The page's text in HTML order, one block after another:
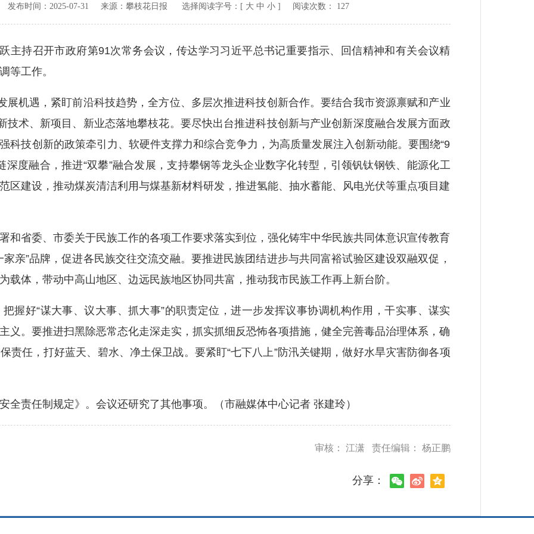
发布时间： 2025-07-31 来源： 攀枝花日报 选择阅读字号：[ 大 中 小 ] 阅读次数： 127
召开市政府第91次常务会议，传达学习习近平总书记重要指示、回信精神和有关会议精
等工作。
遇，紧盯前沿科技趋势，全方位、多层次推进科技创新合作。要结合我市资源禀赋和产业
技术、新项目、新业态落地攀枝花。要尽快出台推进科技创新与产业创新深度融合发展方面政
科技创新的政策牵引力、软硬件支撑力和综合竞争力，为高质量发展注入创新动能。要围绕“9
深度融合，推进“双攀”融合发展，支持攀钢等龙头企业数字化转型，引领钒钛钢铁、能源化工
区建设，推动煤炭清洁利用与煤基新材料研发，推进氢能、抽水蓄能、风电光伏等重点项目建
委、市委关于民族工作的各项工作要求落实到位，强化铸牢中华民族共同体意识宣传教育
亲”品牌，促进各民族交往交流交融。要推进民族团结进步与共同富裕试验区建设双融双促，
载体，带动中高山地区、边远民族地区协同共富，推动我市民族工作再上新台阶。
好“谋大事、议大事、抓大事”的职责定位，进一步发挥议事协调机构作用，干实事、谋实
义。要推进扫黑除恶常态化走深走实，抓实抓细反恐怖各项措施，健全完善毒品治理体系，确
责任，打好蓝天、碧水、净土保卫战。要紧盯“七下八上”防汛关键期，做好水旱灾害防御各项
任制规定》。会议还研究了其他事项。（市融媒体中心记者 张建玲）
审核： 江潇 责任编辑： 杨正鹏
分享：